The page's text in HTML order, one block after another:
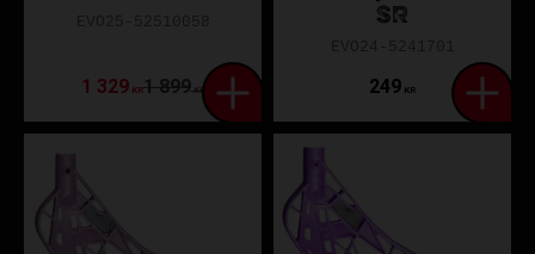
1 329KR1 899KR
SR
249 KR